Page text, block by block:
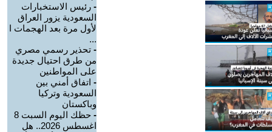
- رئيس الاستخبارات
السعودية يزور العراق
لأول مرة بعد الهجمات ا
...
- تحذير رسمي مصري
من طرق احتيال جديدة
على المواطنين
- اتفاق أمني بين
السعودية وتركيا
وباكستان
-
حظك اليوم السبت 8
اغسطس 2026.. هل